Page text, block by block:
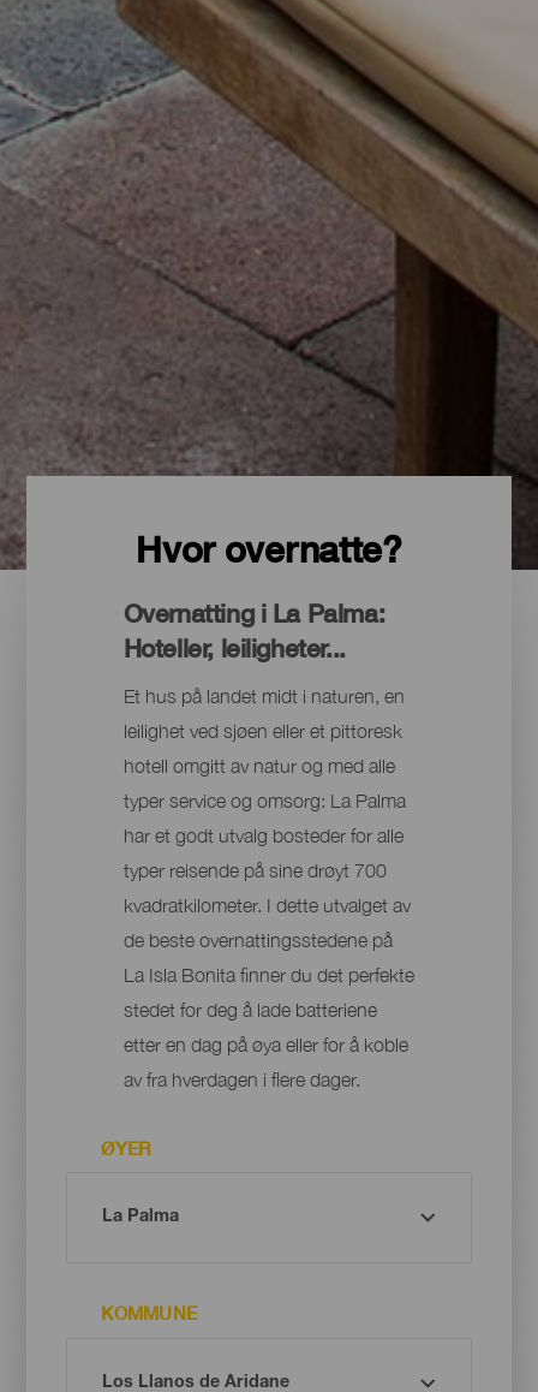
Hvor overnatte?
Overnatting i La Palma:
Hoteller, leiligheter...
Et hus på landet midt i naturen, en
leilighet ved sjøen eller et pittoresk
hotell omgitt av natur og med alle
typer service og omsorg: La Palma
har et godt utvalg bosteder for alle
typer reisende på sine drøyt 700
kvadratkilometer. I dette utvalget av
de beste overnattingsstedene på
La Isla Bonita finner du det perfekte
stedet for deg å lade batteriene
etter en dag på øya eller for å koble
av fra hverdagen i flere dager.
ØYER
KOMMUNE